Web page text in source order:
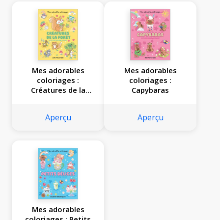
Mes adorables
coloriages :
Créatures de la
Aperçu
Mes adorables
coloriages :
Capybaras
Aperçu
Mes adorables